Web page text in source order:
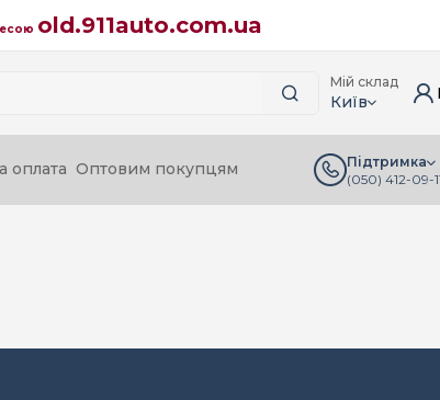
old.911auto.com.ua
Мій склад
Київ
оплата Оптовим покупцям
Підтримка
(050) 412-09-